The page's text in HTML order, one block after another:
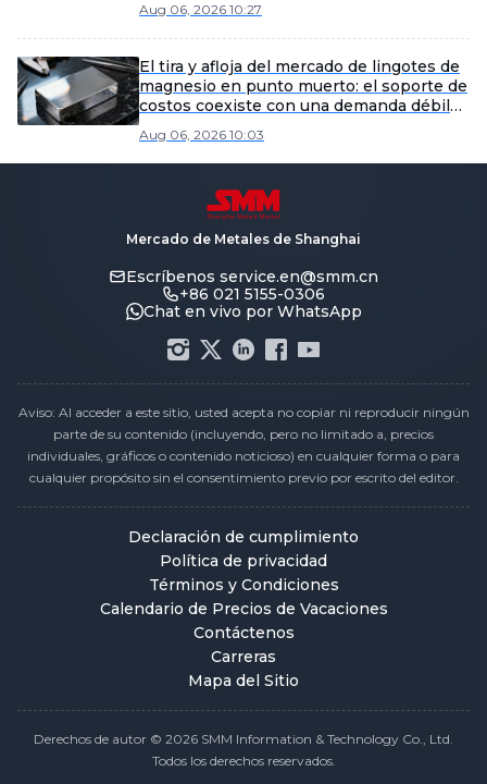
Aug 06, 2026 10:27
El tira y afloja del mercado de lingotes de
magnesio en punto muerto: el soporte de
costos coexiste con una demanda débil
lingotes de magnesio de SMM]
Aug 06, 2026 10:03
Mercado de Metales de Shanghai
Escríbenos service.en@smm.cn
+86 021 5155-0306
Chat en vivo por WhatsApp
Aviso: Al acceder a este sitio, usted acepta no copiar ni reproducir ningún
parte de su contenido (incluyendo, pero no limitado a, precios
individuales, gráficos o contenido noticioso) en cualquier forma o para
cualquier propósito sin el consentimiento previo por escrito del editor.
Declaración de cumplimiento
Política de privacidad
Términos y Condiciones
Calendario de Precios de Vacaciones
Contáctenos
Carreras
Mapa del Sitio
Derechos de autor © 2026 SMM Information & Technology Co., Ltd.
Todos los derechos reservados.